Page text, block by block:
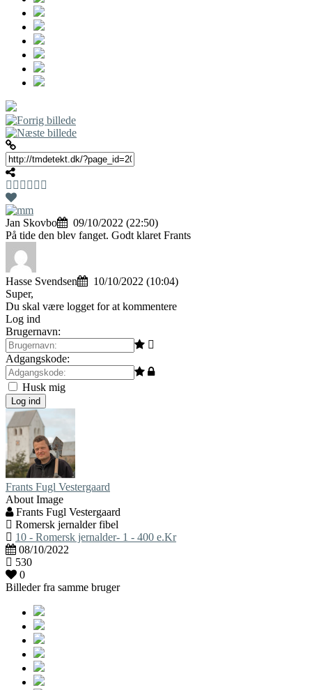
Jan Skovbo
09/10/2022 (22:50)
På tide den blev fanget. Godt klaret Frants
Hasse Svendsen
10/10/2022 (10:04)
Super,
Du skal være logget for at kommentere
Log ind
Brugernavn:
Adgangskode:
Husk mig
Log ind
Frants Fugl Vestergaard
About Image
Frants Fugl Vestergaard
Romersk jernalder fibel
10 - Romersk jernalder- 1 - 400 e.Kr
08/10/2022
530
0
Billeder fra samme bruger